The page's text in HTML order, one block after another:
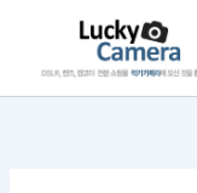
로